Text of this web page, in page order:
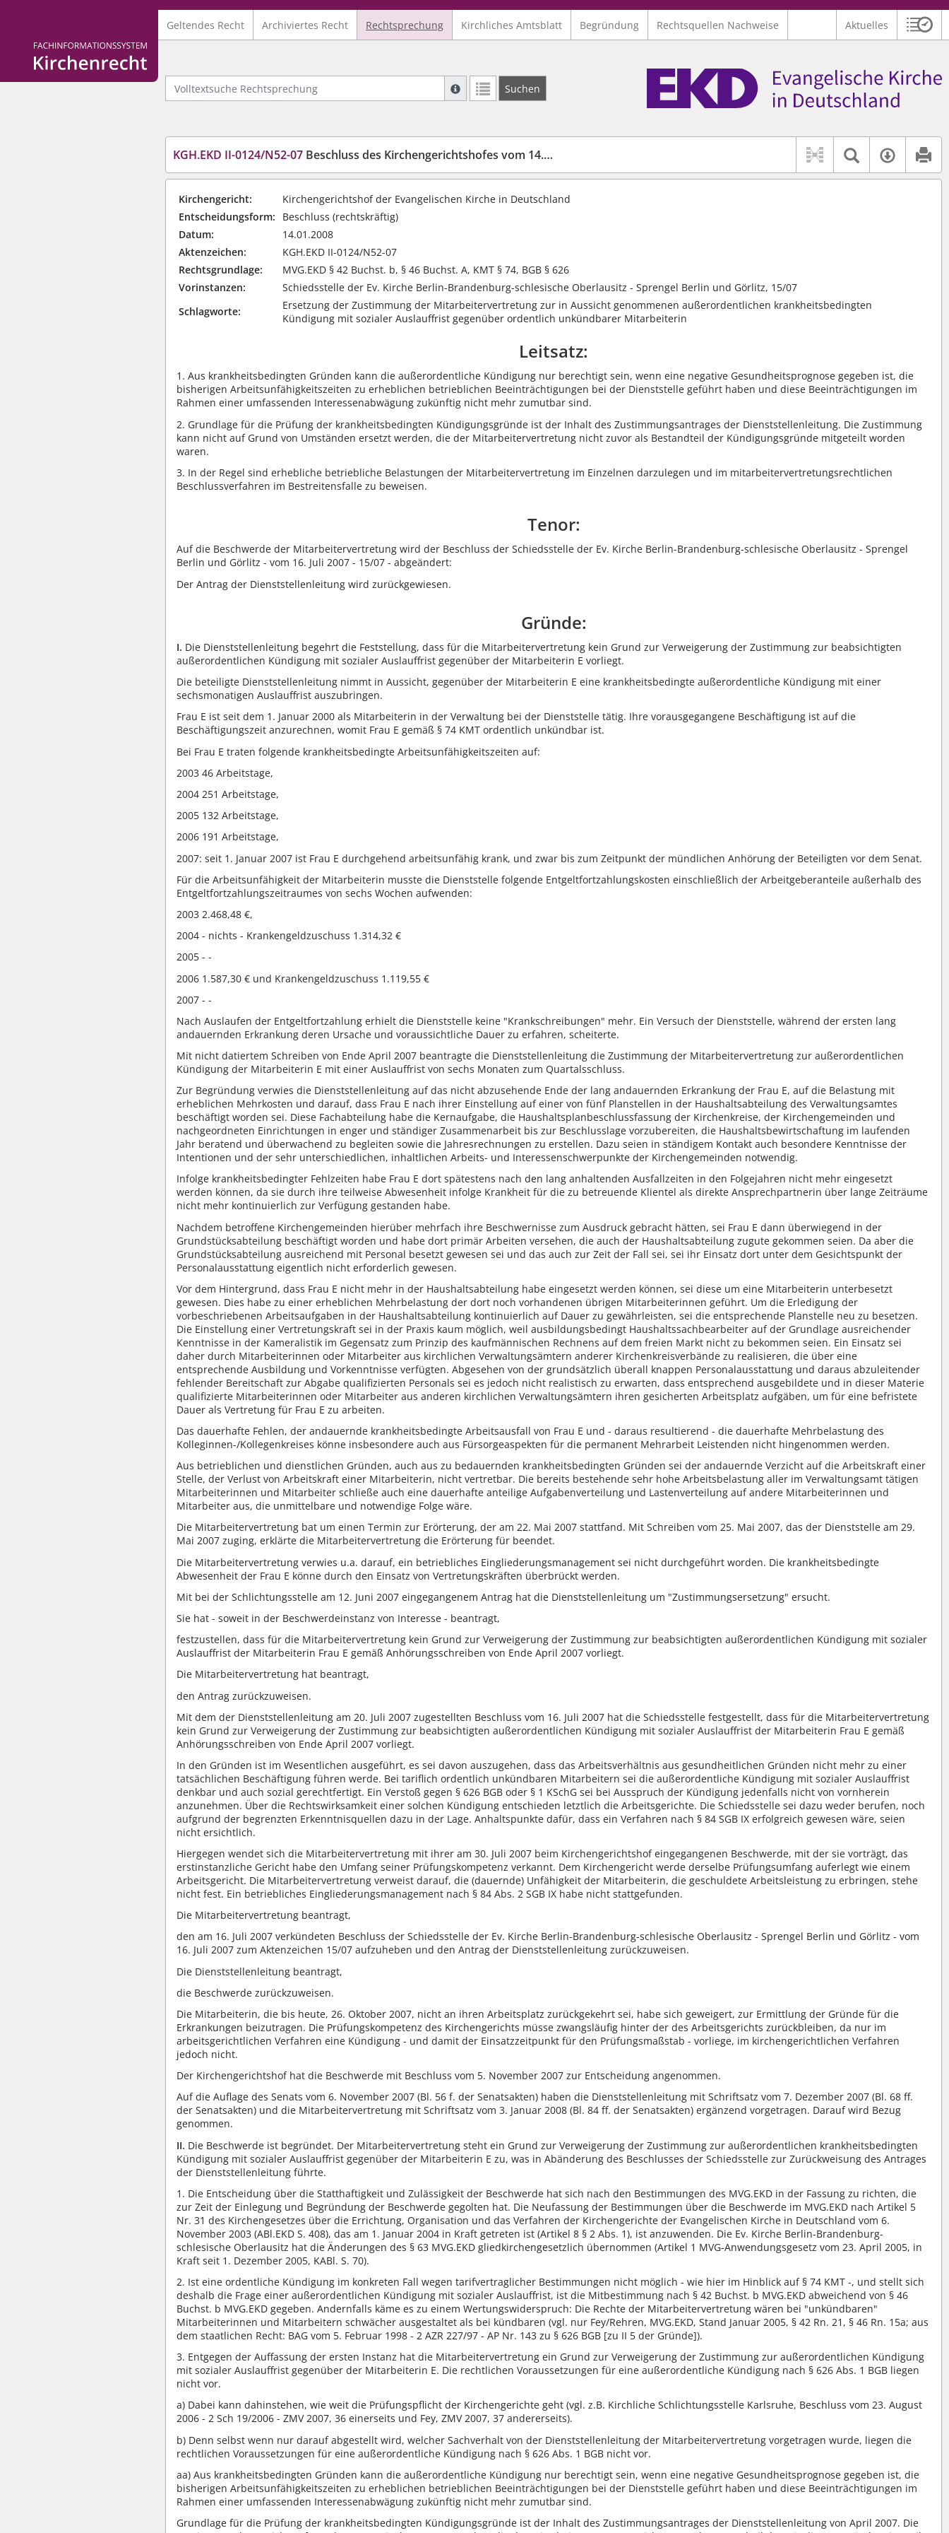
Logo Fachinformationssystem Kirchenrecht
Geltendes Recht Archiviertes Recht Rechtsprechung Kirchliches Amtsblatt Begründung Rechtsquellen Nachweise Aktuelles
Volltextsuche Rechtsprechung
Suche mit Platzhalter "*", Bsp. Pfarrer*, findet auch: "Pfarrerinitiative" oder "Pfarrerausschuss".
Weitere Suchoperatoren finden Sie in unserer Hilfe.
Suchen
KGH.EKD II-0124/N52-07 Beschluss des Kirchengerichtshofes vom 14.1.2008 Textsuche
Kirchengericht:
Kirchengerichtshof der Evangelischen Kirche in Deutschland
Entscheidungsform:
Beschluss (rechtskräftig)
Datum:
14.01.2008
Aktenzeichen:
KGH.EKD II-0124/N52-07
Rechtsgrundlage:
MVG.EKD § 42 Buchst. b, § 46 Buchst. A, KMT § 74, BGB § 626
Vorinstanzen:
Schiedsstelle der Ev. Kirche Berlin-Brandenburg-schlesische Oberlausitz - Sprengel Berlin und Görlitz, 15/07
Schlagworte:
Ersetzung der Zustimmung der Mitarbeitervertretung zur in Aussicht genommenen außerordentlichen krankheitsbedingten
Kündigung mit sozialer Auslauffrist gegenüber ordentlich unkündbarer Mitarbeiterin
Leitsatz:
1. Aus krankheitsbedingten Gründen kann die außerordentliche Kündigung nur berechtigt sein, wenn eine negative Gesundheitsprognose gegeben ist, die
bisherigen Arbeitsunfähigkeitszeiten zu erheblichen betrieblichen Beeinträchtigungen bei der Dienststelle geführt haben und diese Beeinträchtigungen im
Rahmen einer umfassenden Interessenabwägung zukünftig nicht mehr zumutbar sind.
2. Grundlage für die Prüfung der krankheitsbedingten Kündigungsgründe ist der Inhalt des Zustimmungsantrages der Dienststellenleitung. Die Zustimmung
kann nicht auf Grund von Umständen ersetzt werden, die der Mitarbeitervertretung nicht zuvor als Bestandteil der Kündigungsgründe mitgeteilt worden
waren.
3. In der Regel sind erhebliche betriebliche Belastungen der Mitarbeitervertretung im Einzelnen darzulegen und im mitarbeitervertretungsrechtlichen
Beschlussverfahren im Bestreitensfalle zu beweisen.
Tenor:
Auf die Beschwerde der Mitarbeitervertretung wird der Beschluss der Schiedsstelle der Ev. Kirche Berlin-Brandenburg-schlesische Oberlausitz - Sprengel
Berlin und Görlitz - vom 16. Juli 2007 - 15/07 - abgeändert:
Der Antrag der Dienststellenleitung wird zurückgewiesen.
Gründe:
I. Die Dienststellenleitung begehrt die Feststellung, dass für die Mitarbeitervertretung kein Grund zur Verweigerung der Zustimmung zur beabsichtigten
außerordentlichen Kündigung mit sozialer Auslauffrist gegenüber der Mitarbeiterin E vorliegt.
Die beteiligte Dienststellenleitung nimmt in Aussicht, gegenüber der Mitarbeiterin E eine krankheitsbedingte außerordentliche Kündigung mit einer
sechsmonatigen Auslauffrist auszubringen.
Frau E ist seit dem 1. Januar 2000 als Mitarbeiterin in der Verwaltung bei der Dienststelle tätig. Ihre vorausgegangene Beschäftigung ist auf die
Beschäftigungszeit anzurechnen, womit Frau E gemäß § 74 KMT ordentlich unkündbar ist.
Bei Frau E traten folgende krankheitsbedingte Arbeitsunfähigkeitszeiten auf:
2003 46 Arbeitstage,
2004 251 Arbeitstage,
2005 132 Arbeitstage,
2006 191 Arbeitstage,
2007: seit 1. Januar 2007 ist Frau E durchgehend arbeitsunfähig krank, und zwar bis zum Zeitpunkt der mündlichen Anhörung der Beteiligten vor dem Senat.
Für die Arbeitsunfähigkeit der Mitarbeiterin musste die Dienststelle folgende Entgeltfortzahlungskosten einschließlich der Arbeitgeberanteile außerhalb des
Entgeltfortzahlungszeitraumes von sechs Wochen aufwenden:
2003 2.468,48 €,
2004 - nichts - Krankengeldzuschuss 1.314,32 €
2005 - -
2006 1.587,30 € und Krankengeldzuschuss 1.119,55 €
2007 - -
Nach Auslaufen der Entgeltfortzahlung erhielt die Dienststelle keine "Krankschreibungen" mehr. Ein Versuch der Dienststelle, während der ersten lang
andauernden Erkrankung deren Ursache und voraussichtliche Dauer zu erfahren, scheiterte.
Mit nicht datiertem Schreiben von Ende April 2007 beantragte die Dienststellenleitung die Zustimmung der Mitarbeitervertretung zur außerordentlichen
Kündigung der Mitarbeiterin E mit einer Auslauffrist von sechs Monaten zum Quartalsschluss.
Zur Begründung verwies die Dienststellenleitung auf das nicht abzusehende Ende der lang andauernden Erkrankung der Frau E, auf die Belastung mit
erheblichen Mehrkosten und darauf, dass Frau E nach ihrer Einstellung auf einer von fünf Planstellen in der Haushaltsabteilung des Verwaltungsamtes
beschäftigt worden sei. Diese Fachabteilung habe die Kernaufgabe, die Haushaltsplanbeschlussfassung der Kirchenkreise, der Kirchengemeinden und
nachgeordneten Einrichtungen in enger und ständiger Zusammenarbeit bis zur Beschlusslage vorzubereiten, die Haushaltsbewirtschaftung im laufenden
Jahr beratend und überwachend zu begleiten sowie die Jahresrechnungen zu erstellen. Dazu seien in ständigem Kontakt auch besondere Kenntnisse der
Intentionen und der sehr unterschiedlichen, inhaltlichen Arbeits- und Interessenschwerpunkte der Kirchengemeinden notwendig.
Infolge krankheitsbedingter Fehlzeiten habe Frau E dort spätestens nach den lang anhaltenden Ausfallzeiten in den Folgejahren nicht mehr eingesetzt
werden können, da sie durch ihre teilweise Abwesenheit infolge Krankheit für die zu betreuende Klientel als direkte Ansprechpartnerin über lange Zeiträume
nicht mehr kontinuierlich zur Verfügung gestanden habe.
Nachdem betroffene Kirchengemeinden hierüber mehrfach ihre Beschwernisse zum Ausdruck gebracht hätten, sei Frau E dann überwiegend in der
Grundstücksabteilung beschäftigt worden und habe dort primär Arbeiten versehen, die auch der Haushaltsabteilung zugute gekommen seien. Da aber die
Grundstücksabteilung ausreichend mit Personal besetzt gewesen sei und das auch zur Zeit der Fall sei, sei ihr Einsatz dort unter dem Gesichtspunkt der
Personalausstattung eigentlich nicht erforderlich gewesen.
Vor dem Hintergrund, dass Frau E nicht mehr in der Haushaltsabteilung habe eingesetzt werden können, sei diese um eine Mitarbeiterin unterbesetzt
gewesen. Dies habe zu einer erheblichen Mehrbelastung der dort noch vorhandenen übrigen Mitarbeiterinnen geführt. Um die Erledigung der
vorbeschriebenen Arbeitsaufgaben in der Haushaltsabteilung kontinuierlich auf Dauer zu gewährleisten, sei die entsprechende Planstelle neu zu besetzen.
Die Einstellung einer Vertretungskraft sei in der Praxis kaum möglich, weil ausbildungsbedingt Haushaltssachbearbeiter auf der Grundlage ausreichender
Kenntnisse in der Kameralistik im Gegensatz zum Prinzip des kaufmännischen Rechnens auf dem freien Markt nicht zu bekommen seien. Ein Einsatz sei
daher durch Mitarbeiterinnen oder Mitarbeiter aus kirchlichen Verwaltungsämtern anderer Kirchenkreisverbände zu realisieren, die über eine
entsprechende Ausbildung und Vorkenntnisse verfügten. Abgesehen von der grundsätzlich überall knappen Personalausstattung und daraus abzuleitender
fehlender Bereitschaft zur Abgabe qualifizierten Personals sei es jedoch nicht realistisch zu erwarten, dass entsprechend ausgebildete und in dieser Materie
qualifizierte Mitarbeiterinnen oder Mitarbeiter aus anderen kirchlichen Verwaltungsämtern ihren gesicherten Arbeitsplatz aufgäben, um für eine befristete
Dauer als Vertretung für Frau E zu arbeiten.
Das dauerhafte Fehlen, der andauernde krankheitsbedingte Arbeitsausfall von Frau E und - daraus resultierend - die dauerhafte Mehrbelastung des
Kolleginnen-/Kollegenkreises könne insbesondere auch aus Fürsorgeaspekten für die permanent Mehrarbeit Leistenden nicht hingenommen werden.
Aus betrieblichen und dienstlichen Gründen, auch aus zu bedauernden krankheitsbedingten Gründen sei der andauernde Verzicht auf die Arbeitskraft einer
Stelle, der Verlust von Arbeitskraft einer Mitarbeiterin, nicht vertretbar. Die bereits bestehende sehr hohe Arbeitsbelastung aller im Verwaltungsamt tätigen
Mitarbeiterinnen und Mitarbeiter schließe auch eine dauerhafte anteilige Aufgabenverteilung und Lastenverteilung auf andere Mitarbeiterinnen und
Mitarbeiter aus, die unmittelbare und notwendige Folge wäre.
Die Mitarbeitervertretung bat um einen Termin zur Erörterung, der am 22. Mai 2007 stattfand. Mit Schreiben vom 25. Mai 2007, das der Dienststelle am 29.
Mai 2007 zuging, erklärte die Mitarbeitervertretung die Erörterung für beendet.
Die Mitarbeitervertretung verwies u.a. darauf, ein betriebliches Eingliederungsmanagement sei nicht durchgeführt worden. Die krankheitsbedingte
Abwesenheit der Frau E könne durch den Einsatz von Vertretungskräften überbrückt werden.
Mit bei der Schlichtungsstelle am 12. Juni 2007 eingegangenem Antrag hat die Dienststellenleitung um "Zustimmungsersetzung" ersucht.
Sie hat - soweit in der Beschwerdeinstanz von Interesse - beantragt,
festzustellen, dass für die Mitarbeitervertretung kein Grund zur Verweigerung der Zustimmung zur beabsichtigten außerordentlichen Kündigung mit sozialer
Auslauffrist der Mitarbeiterin Frau E gemäß Anhörungsschreiben von Ende April 2007 vorliegt.
Die Mitarbeitervertretung hat beantragt,
den Antrag zurückzuweisen.
Mit dem der Dienststellenleitung am 20. Juli 2007 zugestellten Beschluss vom 16. Juli 2007 hat die Schiedsstelle festgestellt, dass für die Mitarbeitervertretung
kein Grund zur Verweigerung der Zustimmung zur beabsichtigten außerordentlichen Kündigung mit sozialer Auslauffrist der Mitarbeiterin Frau E gemäß
Anhörungsschreiben von Ende April 2007 vorliegt.
In den Gründen ist im Wesentlichen ausgeführt, es sei davon auszugehen, dass das Arbeitsverhältnis aus gesundheitlichen Gründen nicht mehr zu einer
tatsächlichen Beschäftigung führen werde. Bei tariflich ordentlich unkündbaren Mitarbeitern sei die außerordentliche Kündigung mit sozialer Auslauffrist
denkbar und auch sozial gerechtfertigt. Ein Verstoß gegen § 626 BGB oder § 1 KSchG sei bei Ausspruch der Kündigung jedenfalls nicht von vornherein
anzunehmen. Über die Rechtswirksamkeit einer solchen Kündigung entschieden letztlich die Arbeitsgerichte. Die Schiedsstelle sei dazu weder berufen, noch
aufgrund der begrenzten Erkenntnisquellen dazu in der Lage. Anhaltspunkte dafür, dass ein Verfahren nach § 84 SGB IX erfolgreich gewesen wäre, seien
nicht ersichtlich.
Hiergegen wendet sich die Mitarbeitervertretung mit ihrer am 30. Juli 2007 beim Kirchengerichtshof eingegangenen Beschwerde, mit der sie vorträgt, das
erstinstanzliche Gericht habe den Umfang seiner Prüfungskompetenz verkannt. Dem Kirchengericht werde derselbe Prüfungsumfang auferlegt wie einem
Arbeitsgericht. Die Mitarbeitervertretung verweist darauf, die (dauernde) Unfähigkeit der Mitarbeiterin, die geschuldete Arbeitsleistung zu erbringen, stehe
nicht fest. Ein betriebliches Eingliederungsmanagement nach § 84 Abs. 2 SGB IX habe nicht stattgefunden.
Die Mitarbeitervertretung beantragt,
den am 16. Juli 2007 verkündeten Beschluss der Schiedsstelle der Ev. Kirche Berlin-Brandenburg-schlesische Oberlausitz - Sprengel Berlin und Görlitz - vom
16. Juli 2007 zum Aktenzeichen 15/07 aufzuheben und den Antrag der Dienststellenleitung zurückzuweisen.
Die Dienststellenleitung beantragt,
die Beschwerde zurückzuweisen.
Die Mitarbeiterin, die bis heute, 26. Oktober 2007, nicht an ihren Arbeitsplatz zurückgekehrt sei, habe sich geweigert, zur Ermittlung der Gründe für die
Erkrankungen beizutragen. Die Prüfungskompetenz des Kirchengerichts müsse zwangsläufig hinter der des Arbeitsgerichts zurückbleiben, da nur im
arbeitsgerichtlichen Verfahren eine Kündigung - und damit der Einsatzzeitpunkt für den Prüfungsmaßstab - vorliege, im kirchengerichtlichen Verfahren
jedoch nicht.
Der Kirchengerichtshof hat die Beschwerde mit Beschluss vom 5. November 2007 zur Entscheidung angenommen.
Auf die Auflage des Senats vom 6. November 2007 (Bl. 56 f. der Senatsakten) haben die Dienststellenleitung mit Schriftsatz vom 7. Dezember 2007 (Bl. 68 ff.
der Senatsakten) und die Mitarbeitervertretung mit Schriftsatz vom 3. Januar 2008 (Bl. 84 ff. der Senatsakten) ergänzend vorgetragen. Darauf wird Bezug
genommen.
II. Die Beschwerde ist begründet. Der Mitarbeitervertretung steht ein Grund zur Verweigerung der Zustimmung zur außerordentlichen krankheitsbedingten
Kündigung mit sozialer Auslauffrist gegenüber der Mitarbeiterin E zu, was in Abänderung des Beschlusses der Schiedsstelle zur Zurückweisung des Antrages
der Dienststellenleitung führte.
1. Die Entscheidung über die Statthaftigkeit und Zulässigkeit der Beschwerde hat sich nach den Bestimmungen des MVG.EKD in der Fassung zu richten, die
zur Zeit der Einlegung und Begründung der Beschwerde gegolten hat. Die Neufassung der Bestimmungen über die Beschwerde im MVG.EKD nach Artikel 5
Nr. 31 des Kirchengesetzes über die Errichtung, Organisation und das Verfahren der Kirchengerichte der Evangelischen Kirche in Deutschland vom 6.
November 2003 (ABl.EKD S. 408), das am 1. Januar 2004 in Kraft getreten ist (Artikel 8 § 2 Abs. 1), ist anzuwenden. Die Ev. Kirche Berlin-Brandenburg-
schlesische Oberlausitz hat die Änderungen des § 63 MVG.EKD gliedkirchengesetzlich übernommen (Artikel 1 MVG-Anwendungsgesetz vom 23. April 2005, in
Kraft seit 1. Dezember 2005, KABl. S. 70).
2. Ist eine ordentliche Kündigung im konkreten Fall wegen tarifvertraglicher Bestimmungen nicht möglich - wie hier im Hinblick auf § 74 KMT -, und stellt sich
deshalb die Frage einer außerordentlichen Kündigung mit sozialer Auslauffrist, ist die Mitbestimmung nach § 42 Buchst. b MVG.EKD abweichend von § 46
Buchst. b MVG.EKD gegeben. Andernfalls käme es zu einem Wertungswiderspruch: Die Rechte der Mitarbeitervertretung wären bei "unkündbaren"
Mitarbeiterinnen und Mitarbeitern schwächer ausgestaltet als bei kündbaren (vgl. nur Fey/Rehren, MVG.EKD, Stand Januar 2005, § 42 Rn. 21, § 46 Rn. 15a; aus
dem staatlichen Recht: BAG vom 5. Februar 1998 - 2 AZR 227/97 - AP Nr. 143 zu § 626 BGB [zu II 5 der Gründe]).
3. Entgegen der Auffassung der ersten Instanz hat die Mitarbeitervertretung ein Grund zur Verweigerung der Zustimmung zur außerordentlichen Kündigung
mit sozialer Auslauffrist gegenüber der Mitarbeiterin E. Die rechtlichen Voraussetzungen für eine außerordentliche Kündigung nach § 626 Abs. 1 BGB liegen
nicht vor.
a) Dabei kann dahinstehen, wie weit die Prüfungspflicht der Kirchengerichte geht (vgl. z.B. Kirchliche Schlichtungsstelle Karlsruhe, Beschluss vom 23. August
2006 - 2 Sch 19/2006 - ZMV 2007, 36 einerseits und Fey, ZMV 2007, 37 andererseits).
b) Denn selbst wenn nur darauf abgestellt wird, welcher Sachverhalt von der Dienststellenleitung der Mitarbeitervertretung vorgetragen wurde, liegen die
rechtlichen Voraussetzungen für eine außerordentliche Kündigung nach § 626 Abs. 1 BGB nicht vor.
aa) Aus krankheitsbedingten Gründen kann die außerordentliche Kündigung nur berechtigt sein, wenn eine negative Gesundheitsprognose gegeben ist, die
bisherigen Arbeitsunfähigkeitszeiten zu erheblichen betrieblichen Beeinträchtigungen bei der Dienststelle geführt haben und diese Beeinträchtigungen im
Rahmen einer umfassenden Interessenabwägung zukünftig nicht mehr zumutbar sind.
Grundlage für die Prüfung der krankheitsbedingten Kündigungsgründe ist der Inhalt des Zustimmungsantrages der Dienststellenleitung von April 2007. Die